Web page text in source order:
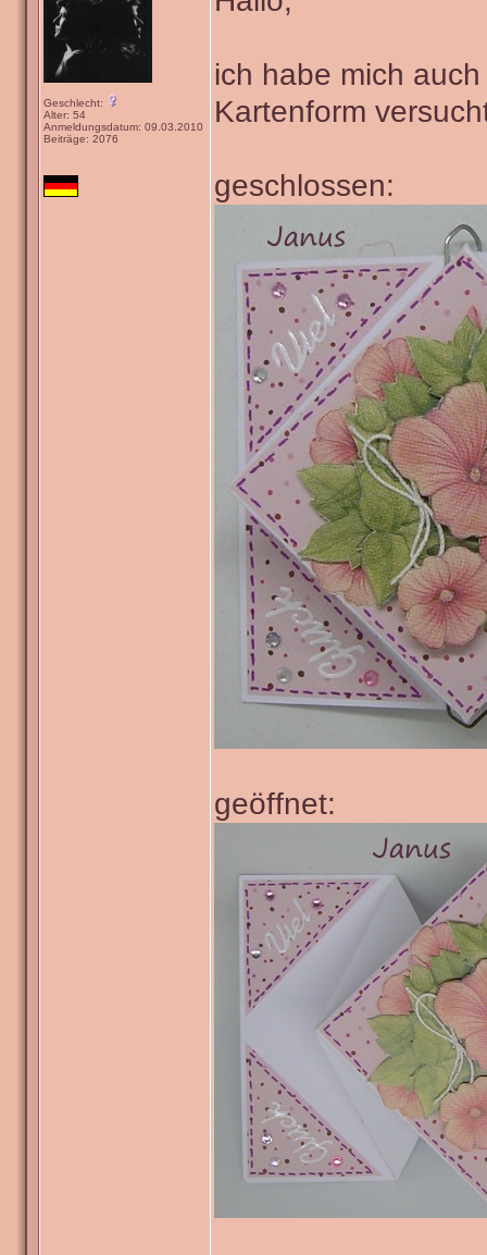
Geschlecht:
Alter: 54
Anmeldungsdatum: 09.03.2010
Beiträge: 2076
ich habe mich
Kartenform
geschlossen:
geöffnet: